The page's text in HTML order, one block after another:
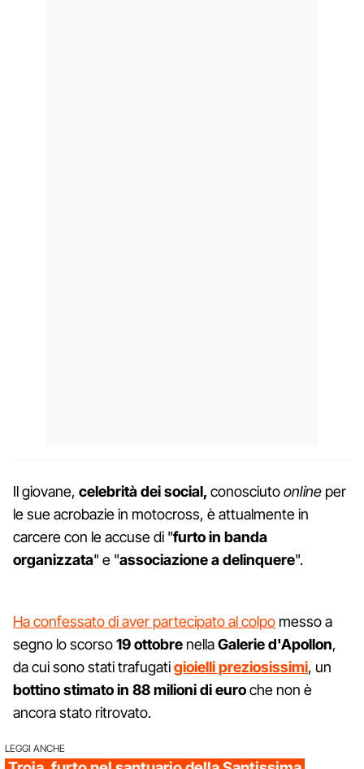
Il giovane, celebrità dei social, conosciutoonline per
le sue acrobazie in motocross, è attualmente in
carcere con le accuse di "furto in banda
organizzata" e "associazione a delinquere".
Ha confessato di aver partecipato al colpo messo a
segno lo scorso19 ottobre nellaGalerie d'Apollon,
da cui sono stati trafugatigioielli preziosissimi, un
bottino stimato in 88 milioni di euroche non è
ancora stato ritrovato.
LEGGI ANCHE